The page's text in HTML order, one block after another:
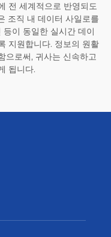
전 세계적으로 반영되도
조직 내 데이터 사일로를
이 동일한 실시간 데이
지원합니다. 정보의 원활
으로써, 귀사는 신속하고
됩니다.